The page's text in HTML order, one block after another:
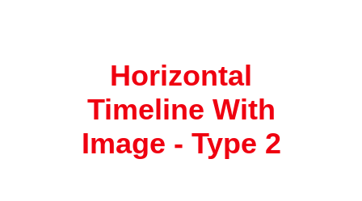
Horizontal
Timeline With
Image - Type 2